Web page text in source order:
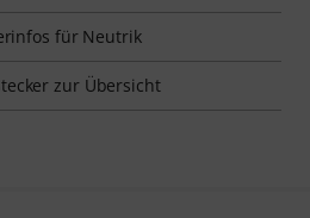
für Neutrik
zur Übersicht